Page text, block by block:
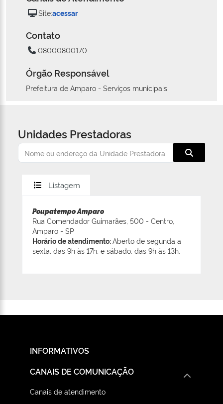
Site:acessar
Contato
08000800170
Órgão Responsável
Prefeitura de Amparo - Serviços municipais
Unidades Prestadoras
Listagem
Poupatempo Amparo
Rua Comendador Guimarães, 500 - Centro,
Amparo - SP
Horário de atendimento:Aberto de segunda a
sexta, das 9h às 17h, e sábado, das 9h às 13h.
INFORMATIVOS
CANAIS DE COMUNICAÇÃO
Canais de atendimento